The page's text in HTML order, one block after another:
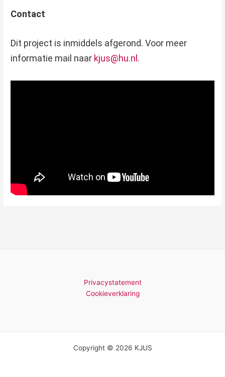
Contact
Dit project is inmiddels afgerond. Voor meer
informatie mail naar kjus@hu.nl .
Privacystatement
Cookieverklaring
Copyright © 2026 KJUS